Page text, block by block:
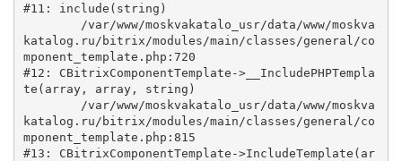
#11: include(string)
katalog.ru/bitrix/modules/main/classes/general/co
mponent_template.php:720
#12: CBitrixComponentTemplate->__IncludePHPTempla
te(array, array, string)
katalog.ru/bitrix/modules/main/classes/general/co
mponent_template.php:815
#13: CBitrixComponentTemplate->IncludeTemplate(ar